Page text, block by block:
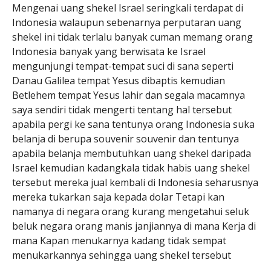
Mengenai uang shekel Israel seringkali terdapat di
Indonesia walaupun sebenarnya perputaran uang
shekel ini tidak terlalu banyak cuman memang orang
Indonesia banyak yang berwisata ke Israel
mengunjungi tempat-tempat suci di sana seperti
Danau Galilea tempat Yesus dibaptis kemudian
Betlehem tempat Yesus lahir dan segala macamnya
saya sendiri tidak mengerti tentang hal tersebut
apabila pergi ke sana tentunya orang Indonesia suka
belanja di berupa souvenir souvenir dan tentunya
apabila belanja membutuhkan uang shekel daripada
Israel kemudian kadangkala tidak habis uang shekel
tersebut mereka jual kembali di Indonesia seharusnya
mereka tukarkan saja kepada dolar Tetapi kan
namanya di negara orang kurang mengetahui seluk
beluk negara orang manis janjiannya di mana Kerja di
mana Kapan menukarnya kadang tidak sempat
menukarkannya sehingga uang shekel tersebut